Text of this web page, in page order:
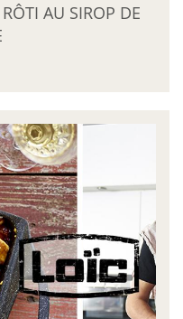
AU SIROP DE